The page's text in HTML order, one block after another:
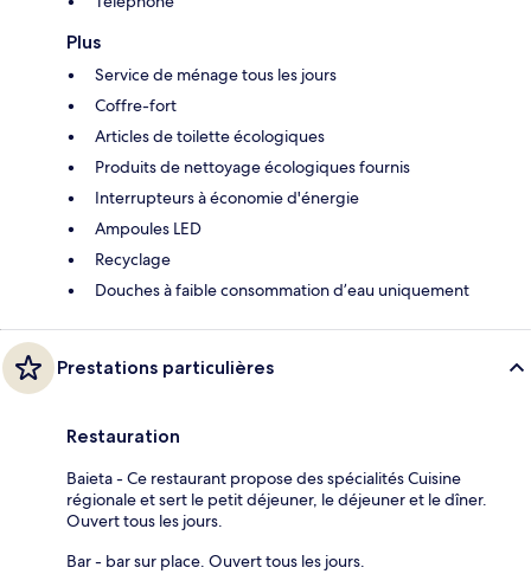
Plus
Service de ménage tous les jours
Coffre-fort
Articles de toilette écologiques
Produits de nettoyage écologiques fournis
Interrupteurs à économie d'énergie
Ampoules LED
Recyclage
Douches à faible consommation d’eau uniquement
Prestations particulières
Restauration
Baieta - Ce restaurant propose des spécialités Cuisine
régionale et sert le petit déjeuner, le déjeuner et le dîner.
Ouvert tous les jours.
Bar - bar sur place. Ouvert tous les jours.